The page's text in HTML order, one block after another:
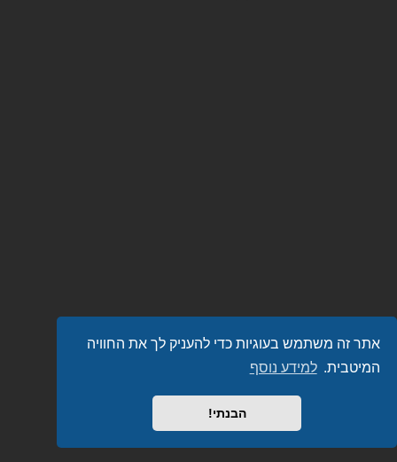
אתר זה משתמש בעוגיות כדי להעניק לך את החוויה
המיטבית. למידע נוסף
הבנתי!